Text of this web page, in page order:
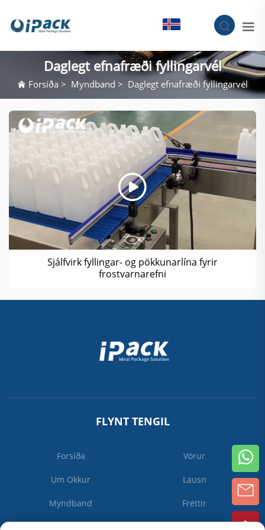
Daglegt efnafræði fyllingarvél
Forsíða > Myndband > Daglegt efnafræði fyllingarvél
Sjálfvirk fyllingar- og pökkunarlína fyrir
frostvarnarefni
FLYNT TENGIL
Forsíða Vörur
Um Okkur Lausn
Myndband Fréttir